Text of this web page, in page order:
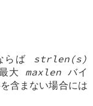
らば strlen(s)
大 maxlen バイ
まない場合には